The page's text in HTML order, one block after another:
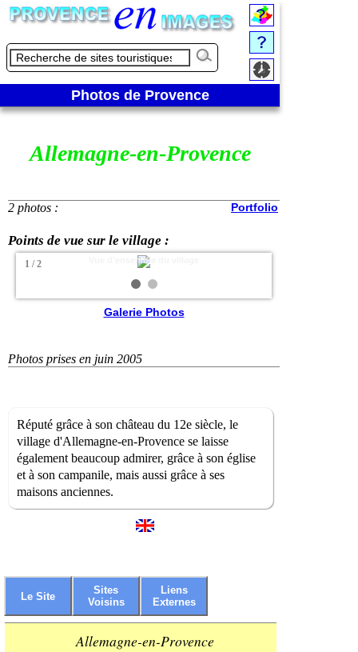
Photos de Provence
Allemagne-en-Provence
2 photos : Portfolio
Points de vue sur le village :
1 / 2 Vue d'ensemble du village
❮
Galerie Photos
Photos prises en juin 2005
Réputé grâce à son château du 12e siècle, le
village d'Allemagne-en-Provence se laisse
également beaucoup admirer, grâce à son église
et à son campanile, mais aussi grâce à ses
maisons anciennes.
Le Site
Sites
Voisins
Liens
Externes
Allemagne-en-Provence